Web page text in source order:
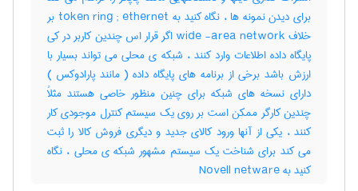
برای دیدن نمونه ها ، نگاه کنید به token ring ; ethernet بر
خلاف wide -area network اگر قرار اس چندین کاربر در کی
پایگاه داده اطلاعات وارد کنند ، شبکه ی محلی می تواند بسیار با
ارزش باشد برخی از برنامه های پایگاه داده ( مانند پارادوکس )
دارای نسخه های شبکه برای چنین منظور خاصی هستند مثلاً
چندین کارگر ممکن است بر روی یک سیستم کنترل موجودی کار
کنند ، یکی از آنها ورود کالای جدید و دیگری فروش کالا را ثبت
می کند برای شناخت یک سیستم مشهور شبکه ی محلی ، نگاه
کنید به Novell netware